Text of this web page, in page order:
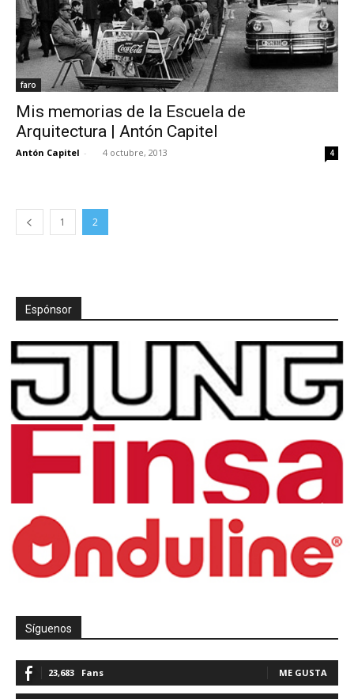
faro
Mis memorias de la Escuela de
Arquitectura | Antón Capitel
Antón Capitel - 4 octubre, 2013 4
1 2
Espónsor
Síguenos
23,683 Fans ME GUSTA